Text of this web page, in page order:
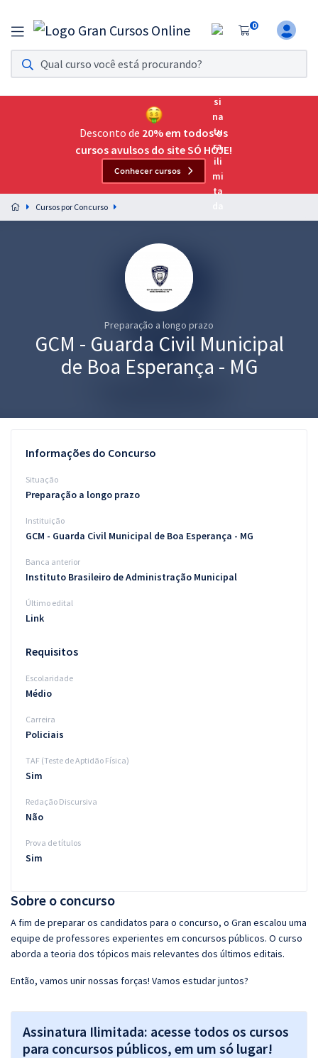
0
Assinatura Ilimitada 11
Acesso a todos os cursos. Teste grátis por 7 dias!
Assinatura OAB Até Passar
Acesso ilimitado a toda preparação para o Exame da
Preparação completa e intensiva para as principais
residências em saúde do Brasil
Conteúdo gratuito
Blog
Desconto de 20% em todos os
cursos avulsos do site SÓ HOJE!
Conhecer cursos
Cursos por Concurso
Preparação a longo prazo
GCM - Guarda Civil Municipal
de Boa Esperança - MG
Sobre o concurso
A fim de preparar os candidatos para o concurso, o Gran escalou uma
equipe de professores experientes em concursos públicos. O curso
aborda a teoria dos tópicos mais relevantes dos últimos editais.
Então, vamos unir nossas forças! Vamos estudar juntos?
Assinatura Ilimitada: acesse todos os cursos
para concursos públicos, em um só lugar!
Informações do Concurso
Situação
Preparação a longo prazo
Instituição
GCM - Guarda Civil Municipal de Boa Esperança - MG
Banca anterior
Instituto Brasileiro de Administração Municipal
Último edital
Link
Requisitos
Escolaridade
Médio
Carreira
Policiais
TAF (Teste de Aptidão Física)
Sim
Redação Discursiva
Não
Prova de títulos
Sim